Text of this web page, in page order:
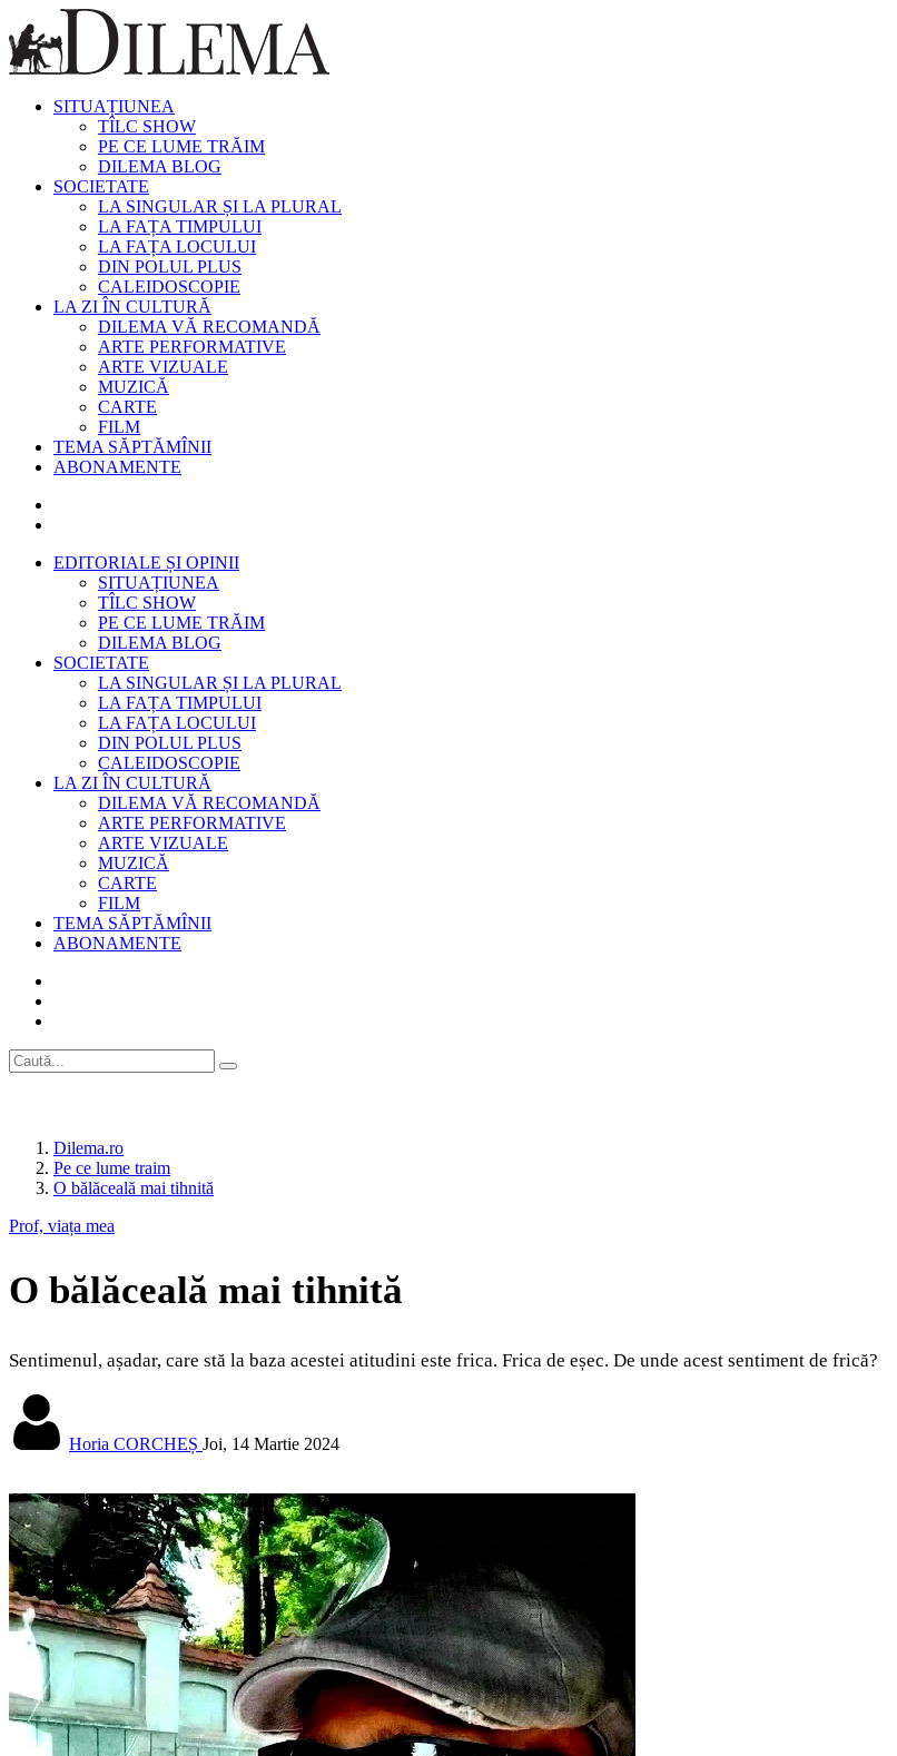
SITUAȚIUNEA
TÎLC SHOW
PE CE LUME TRĂIM
DILEMA BLOG
SOCIETATE
LA SINGULAR ȘI LA PLURAL
LA FAȚA TIMPULUI
LA FAȚA LOCULUI
DIN POLUL PLUS
CALEIDOSCOPIE
LA ZI ÎN CULTURĂ
DILEMA VĂ RECOMANDĂ
ARTE PERFORMATIVE
ARTE VIZUALE
MUZICĂ
CARTE
FILM
TEMA SĂPTĂMÎNII
ABONAMENTE
EDITORIALE ȘI OPINII
SITUAȚIUNEA
TÎLC SHOW
PE CE LUME TRĂIM
DILEMA BLOG
SOCIETATE
LA SINGULAR ȘI LA PLURAL
LA FAȚA TIMPULUI
LA FAȚA LOCULUI
DIN POLUL PLUS
CALEIDOSCOPIE
LA ZI ÎN CULTURĂ
DILEMA VĂ RECOMANDĂ
ARTE PERFORMATIVE
ARTE VIZUALE
MUZICĂ
CARTE
FILM
TEMA SĂPTĂMÎNII
ABONAMENTE
Dilema.ro
Pe ce lume traim
O bălăceală mai tihnită
Prof, viața mea
O bălăceală mai tihnită
Sentimenul, așadar, care stă la baza acestei atitudini este frica. Frica de eșec. De unde acest sentiment de frică?
Horia CORCHEȘ Joi, 14 Martie 2024